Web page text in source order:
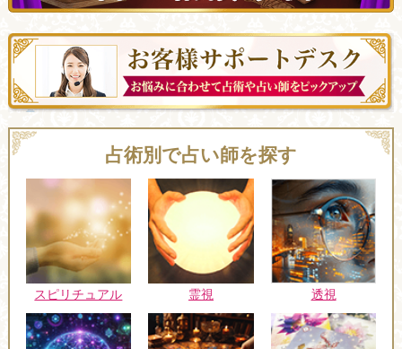
占術別で占い師を探す
スピリチュアル 霊視 透視